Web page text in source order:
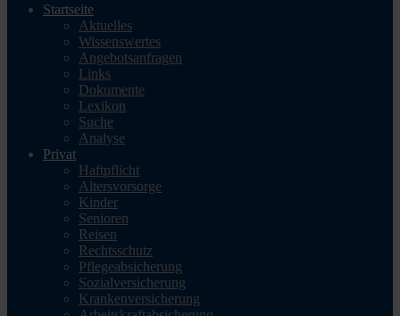
Startseite
Aktuelles
Wissenswertes
Angebotsanfragen
Links
Dokumente
Lexikon
Suche
Analyse
Privat
Haftpflicht
Altersvorsorge
Kinder
Senioren
Reisen
Rechtsschutz
Pflegeabsicherung
Sozialversicherung
Krankenversicherung